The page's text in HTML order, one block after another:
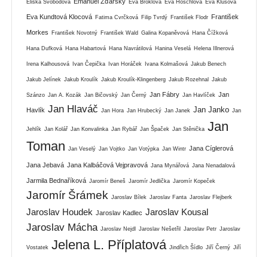
Eliška Svobodová Eva Broklová Eva Höschlová Eva Klusová
Eva Kundtová Klocová Fatima Cvrčková Filip Tvrdý František Flodr František
Morkes František Novotný František Wald Galina Kopaněvová Hana Čížková
Hana Dufková Hana Habartová Hana Navrátilová Hanina Veselá Helena Illnerová
Irena Kalhousová Ivan Čepička Ivan Horáček Ivana Kolmašová Jakub Benech
Jakub Jelínek Jakub Kroulík Jakub Kroulík-Klingenberg Jakub Rozehnal Jakub
Szánzo Jan A. Kozák Jan Bičovský Jan Černý Jan Fábry Jan Havlíček Jan
Havlík Jan Hlaváč Jan Hora Jan Hrubecký Jan Janek Jan Janko Jan
Jehlík Jan Kolář Jan Konvalinka Jan Rybář Jan Špaček Jan Stěnička Jan
Toman
Jan Veselý Jan Vojtko Jan Votýpka Jan Wintr Jana Cíglerová
Jana Jebavá Jana Kalbáčová Vejpravová Jana Mynářová Jana Nenadalová
Jarmila Bednaříková Jaromír Beneš Jaromír Jedlička Jaromír Kopeček
Jaromír Šrámek Jaroslav Bílek Jaroslav Fanta Jaroslav Flejberk
Jaroslav Houdek Jaroslav Kadlec Jaroslav Kousal
Jaroslav Mácha Jaroslav Nejdl Jaroslav Nešetřil Jaroslav Petr Jaroslav
Vostatek Jelena L. Příplatová Jindřich Šídlo Jiří Černý Jiří